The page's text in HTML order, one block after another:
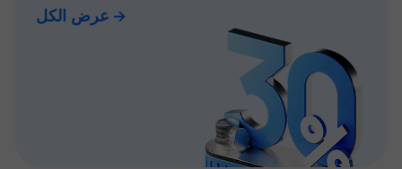
عرض الكل